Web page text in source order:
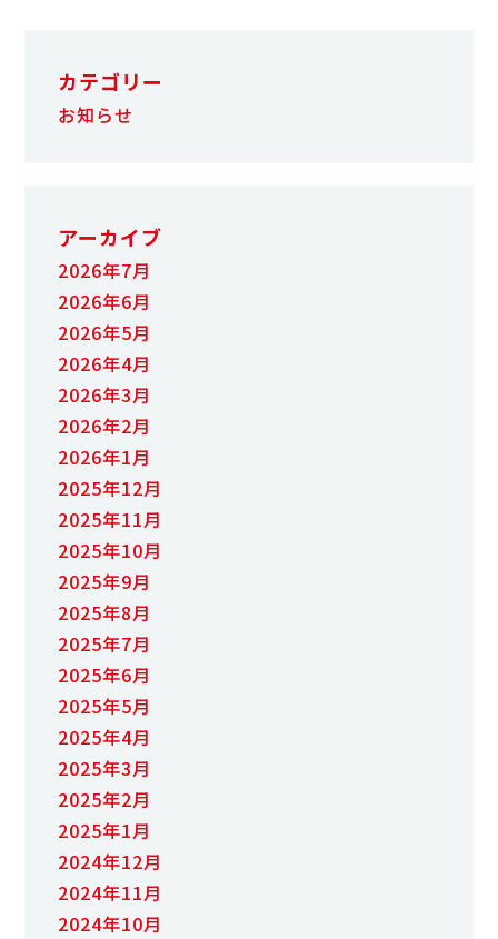
カテゴリー
お知らせ
アーカイブ
2026年7月
2026年6月
2026年5月
2026年4月
2026年3月
2026年2月
2026年1月
2025年12月
2025年11月
2025年10月
2025年9月
2025年8月
2025年7月
2025年6月
2025年5月
2025年4月
2025年3月
2025年2月
2025年1月
2024年12月
2024年11月
2024年10月